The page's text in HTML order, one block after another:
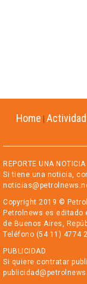
Home Actividad
REPORTE UNA NOTICIA
Si tiene una noticia,
Copyright 2019 ©
Petrolnews es editado
de Buenos Aires,
Teléfono (54 11) 4774
PUBLICIDAD
Si quiere contratar